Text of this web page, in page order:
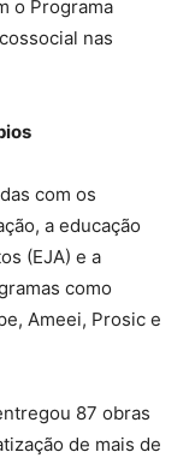
o Programa
nas
com os
a educação
(EJA) e a
como
Ameei, Prosic e
87 obras
de mais de